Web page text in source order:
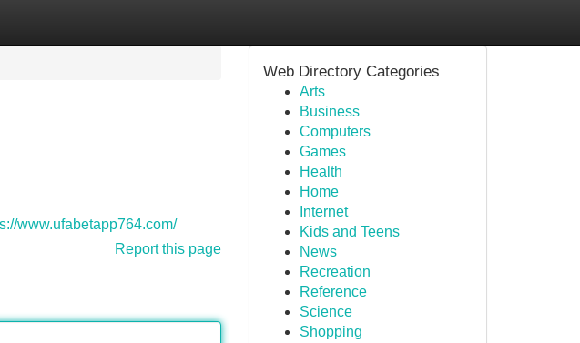
www.ufabetapp764.com/
Report this page
Web Directory Categories
Arts
Business
Computers
Games
Health
Home
Internet
Kids and Teens
News
Recreation
Reference
Science
Shopping